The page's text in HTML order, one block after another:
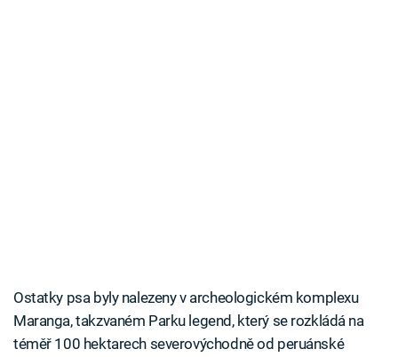
Ostatky psa byly nalezeny v archeologickém komplexu
Maranga, takzvaném Parku legend, který se rozkládá na
téměř 100 hektarech severovýchodně od peruánské